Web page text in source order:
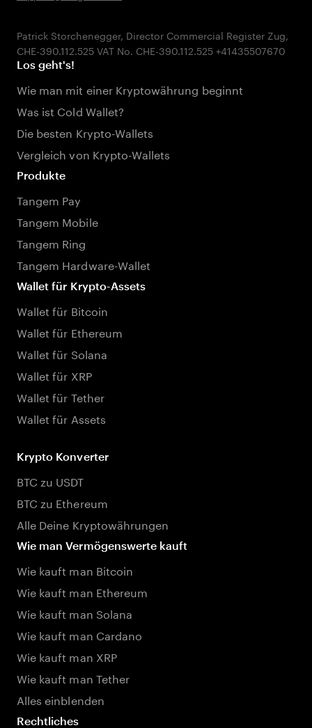
Patrick Storchenegger, Director Commercial Register Zug,
Los geht's!
Wie man mit einer Kryptowährung beginnt
Was ist Cold Wallet?
Die besten Krypto-Wallets
Vergleich von Krypto-Wallets
Produkte
Tangem Pay
Tangem Mobile
Tangem Ring
Tangem Hardware-Wallet
Wallet für Krypto-Assets
Wallet für Bitcoin
Wallet für Ethereum
Wallet für Solana
Wallet für XRP
Wallet für Tether
Wallet für Assets
Krypto Konverter
BTC zu USDT
BTC zu Ethereum
Alle Deine Kryptowährungen
Wie man Vermögenswerte kauft
Wie kauft man Bitcoin
Wie kauft man Ethereum
Wie kauft man Solana
Wie kauft man Cardano
Wie kauft man XRP
Wie kauft man Tether
Alles einblenden
Rechtliches